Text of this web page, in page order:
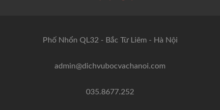
Phố Nhổn QL32 - Bắc Từ Liêm - Hà Nội
admin@dichvubocvachanoi.com
035.8677.252